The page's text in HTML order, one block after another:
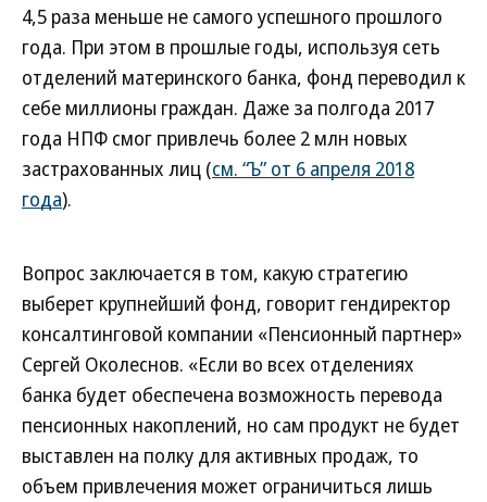
4,5 раза меньше не самого успешного прошлого
года. При этом в прошлые годы, используя сеть
отделений материнского банка, фонд переводил к
себе миллионы граждан. Даже за полгода 2017
года НПФ смог привлечь более 2 млн новых
застрахованных лиц (см. “Ъ” от 6 апреля 2018
года).
Вопрос заключается в том, какую стратегию
выберет крупнейший фонд, говорит гендиректор
консалтинговой компании «Пенсионный партнер»
Сергей Околеснов. «Если во всех отделениях
банка будет обеспечена возможность перевода
пенсионных накоплений, но сам продукт не будет
выставлен на полку для активных продаж, то
объем привлечения может ограничиться лишь